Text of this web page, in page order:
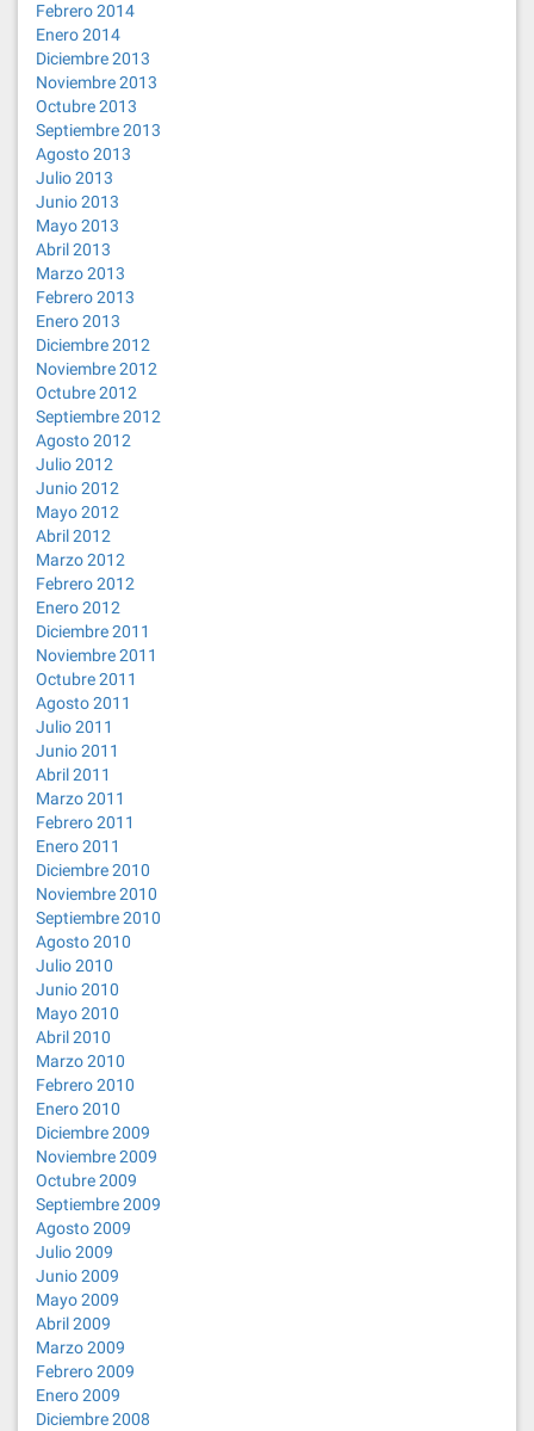
Febrero 2014
Enero 2014
Diciembre 2013
Noviembre 2013
Octubre 2013
Septiembre 2013
Agosto 2013
Julio 2013
Junio 2013
Mayo 2013
Abril 2013
Marzo 2013
Febrero 2013
Enero 2013
Diciembre 2012
Noviembre 2012
Octubre 2012
Septiembre 2012
Agosto 2012
Julio 2012
Junio 2012
Mayo 2012
Abril 2012
Marzo 2012
Febrero 2012
Enero 2012
Diciembre 2011
Noviembre 2011
Octubre 2011
Agosto 2011
Julio 2011
Junio 2011
Abril 2011
Marzo 2011
Febrero 2011
Enero 2011
Diciembre 2010
Noviembre 2010
Septiembre 2010
Agosto 2010
Julio 2010
Junio 2010
Mayo 2010
Abril 2010
Marzo 2010
Febrero 2010
Enero 2010
Diciembre 2009
Noviembre 2009
Octubre 2009
Septiembre 2009
Agosto 2009
Julio 2009
Junio 2009
Mayo 2009
Abril 2009
Marzo 2009
Febrero 2009
Enero 2009
Diciembre 2008